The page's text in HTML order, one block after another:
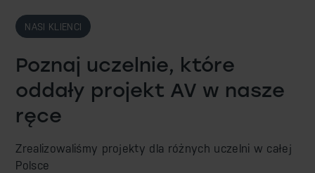
NASI KLIENCI
Poznaj uczelnie, które
oddały projekt AV w nasze
ręce
Zrealizowaliśmy projekty dla różnych uczelni w całej
Polsce